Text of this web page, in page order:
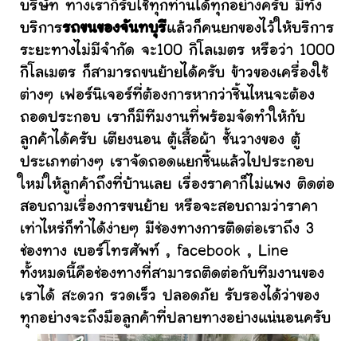
บริษัท ทางเราก็รับใช้ทุกท่านได้ทุกอย่างครับ มีทั้ง
บริการรถขนของจันทบุรีแล้วก็คนยกของไว้ให้บริการ
ระยะทางไม่มีจำกัด จะ100 กิโลเมตร หรือว่า 1000
กิโลเมตร ก็สามารถขนย้ายได้ครับ ข้าวของเครื่องใช้
ต่างๆ เฟอร์นิเจอร์ที่ต้องการหากว่าชิ้นไหนจะต้อง
ถอดประกอบ เราก็มีทีมงานที่พร้อมจัดทำให้กับ
ลูกค้าได้ครับ เตียงนอน ตู้เสื้อผ้า ชั้นวางของ ตู้
ประเภทต่างๆ เราจัดถอดแยกชิ้นแล้วไปประกอบ
ใหม่ให้ลูกค้าถึงที่บ้านเลย เรื่องราคาก็ไม่แพง ติดต่อ
สอบถามเรื่องการขนย้าย หรือจะสอบถามว่าราคา
เท่าไหร่ก็ทำได้ง่ายๆ มีช่องทางการติดต่อเราถึง 3
ช่องทาง เบอร์โทรศัพท์ , facebook , Line
ทั้งหมดนี้คือช่องทางที่สามารถติดต่อกับทีมงานของ
เราได้ สะดวก รวดเร็ว ปลอดภัย รับรองได้ว่าของ
ทุกอย่างจะถึงมือลูกค้าที่ปลายทางอย่างแน่นอนครับ